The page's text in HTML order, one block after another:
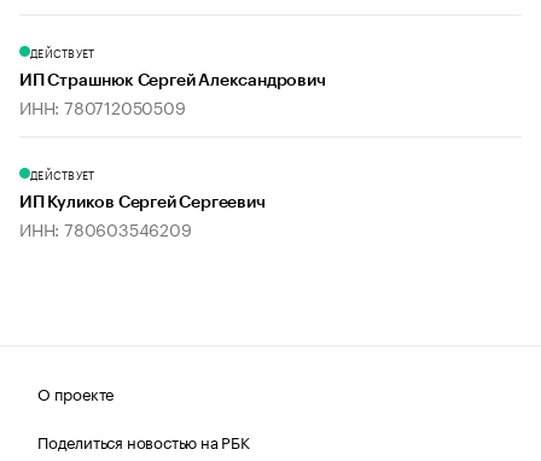
ДЕЙСТВУЕТ
ИП Страшнюк Сергей Александрович
ИНН: 780712050509
ДЕЙСТВУЕТ
ИП Куликов Сергей Сергеевич
ИНН: 780603546209
О проекте
Поделиться новостью на РБК